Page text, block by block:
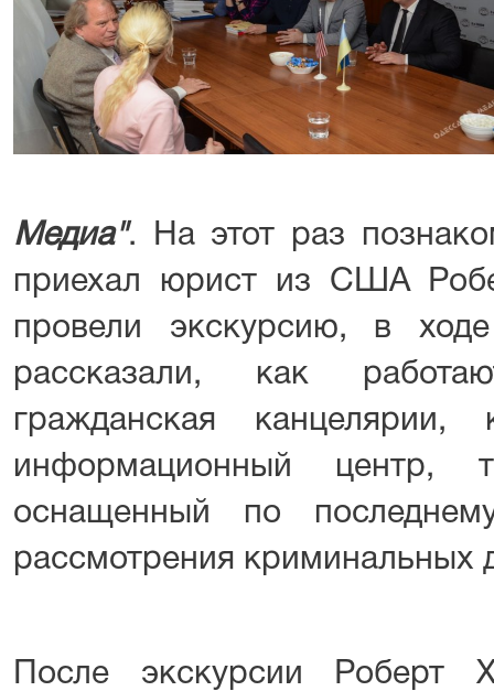
Медиа". На этот раз
приехал юрист из США
провели экскурсию, в
рассказали, как
гражданская
информационный центр,
оснащенный по
рассмотрения криминальных
После экскурсии Роберт